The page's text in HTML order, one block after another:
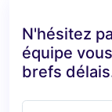
N'hésitez
équipe
brefs